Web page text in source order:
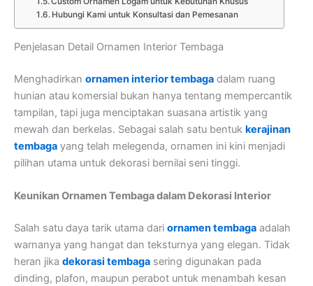
Hubungi Kami untuk Konsultasi dan Pemesanan
Penjelasan Detail Ornamen Interior Tembaga
Menghadirkan ornamen interior tembaga dalam ruang
hunian atau komersial bukan hanya tentang mempercantik
tampilan, tapi juga menciptakan suasana artistik yang
mewah dan berkelas. Sebagai salah satu bentuk kerajinan
tembaga yang telah melegenda, ornamen ini kini menjadi
pilihan utama untuk dekorasi bernilai seni tinggi.
Keunikan Ornamen Tembaga dalam Dekorasi Interior
Salah satu daya tarik utama dari ornamen tembaga adalah
warnanya yang hangat dan teksturnya yang elegan. Tidak
heran jika dekorasi tembaga sering digunakan pada
dinding, plafon, maupun perabot untuk menambah kesan